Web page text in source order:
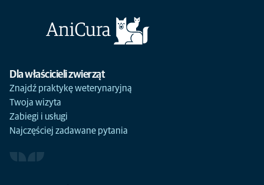
Dla właścicieli zwierząt
Znajdź praktykę weterynaryjną
Twoja wizyta
Zabiegi i usługi
Najczęściej zadawane pytania